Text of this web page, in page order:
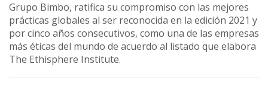
Grupo Bimbo, ratifica su compromiso con las mejores
prácticas globales al ser reconocida en la edición 2021 y
por cinco años consecutivos, como una de las empresas
más éticas del mundo de acuerdo al listado que elabora
The Ethisphere Institute.